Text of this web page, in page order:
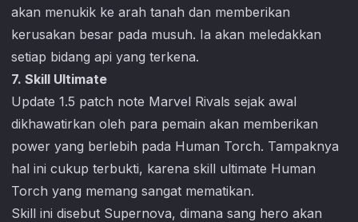
akan menukik ke arah tanah dan memberikan
kerusakan besar pada musuh. Ia akan meledakkan
setiap bidang api yang terkena.
7. Skill Ultimate
Update 1.5 patch note Marvel Rivals sejak awal
dikhawatirkan oleh para pemain akan memberikan
power yang berlebih pada Human Torch. Tampaknya
hal ini cukup terbukti, karena skill ultimate Human
Torch yang memang sangat mematikan.
Skill ini disebut Supernova, dimana sang hero akan